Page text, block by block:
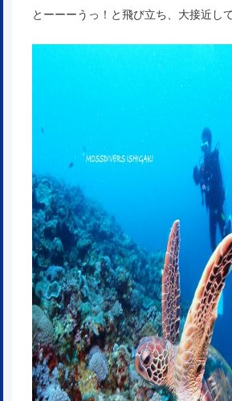
とーーーうっ！と飛び立ち、大接近し